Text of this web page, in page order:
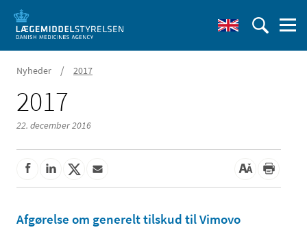
Nyheder / 2017
2017
22. december 2016
Afgørelse om generelt tilskud til Vimovo